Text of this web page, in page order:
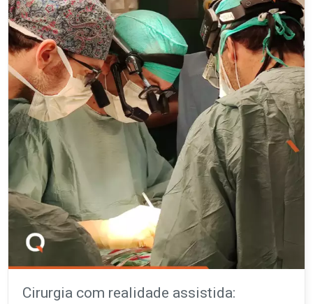
Cirurgia com realidade assistida: